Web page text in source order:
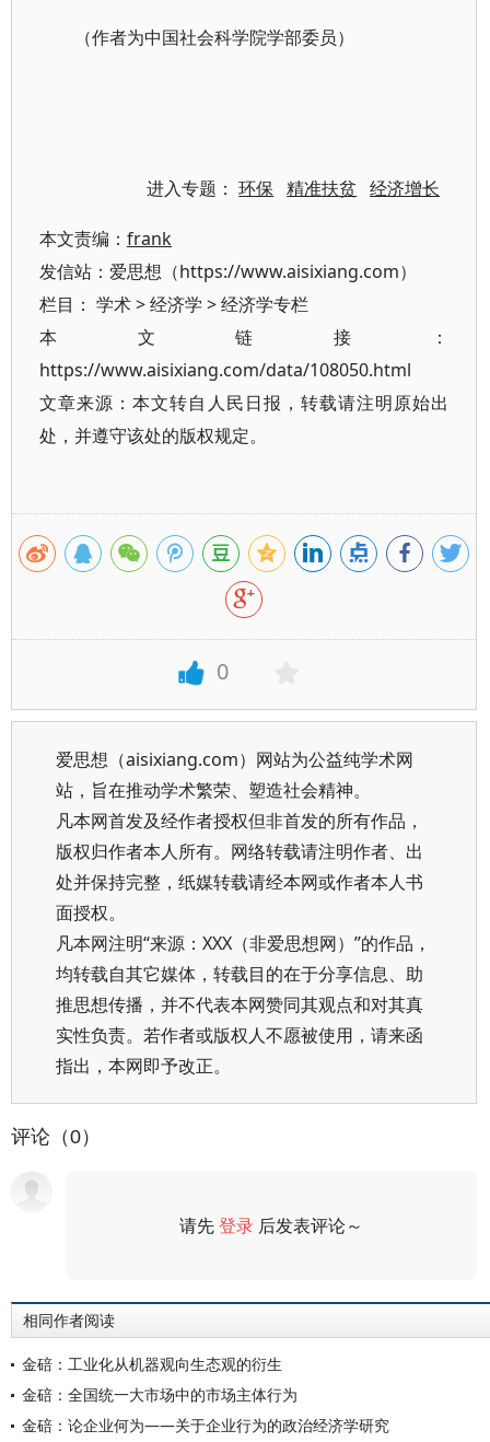
（作者为中国社会科学院学部委员）
进入专题：环保 精准扶贫 经济增长
本文责编： frank
发信站：爱思想（https://www.aisixiang.com）
栏目： 学术>经济学 >经济学专栏
本文链接：
https://www.aisixiang.com/data/108050.html
文章来源：本文转自人民日报，转载请注明原始出
处，并遵守该处的版权规定。
0
爱思想（aisixiang.com）网站为公益纯学术网
站，旨在推动学术繁荣、塑造社会精神。
凡本网首发及经作者授权但非首发的所有作品，
版权归作者本人所有。网络转载请注明作者、出
处并保持完整，纸媒转载请经本网或作者本人书
面授权。
凡本网注明“来源：XXX（非爱思想网）”的作品，
均转载自其它媒体，转载目的在于分享信息、助
推思想传播，并不代表本网赞同其观点和对其真
实性负责。若作者或版权人不愿被使用，请来函
指出，本网即予改正。
评论（0）
请先登录 后发表评论～
相同作者阅读
金碚：工业化从机器观向生态观的衍生
金碚：全国统一大市场中的市场主体行为
金碚：论企业何为——关于企业行为的政治经济学研究